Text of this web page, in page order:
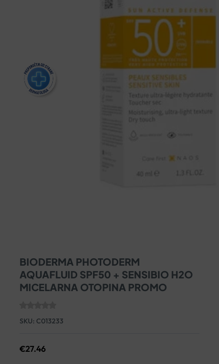
BIODERMA PHOTODERM
AQUAFLUID SPF50 + SENSIBIO H2O
MICELARNA OTOPINA PROMO
SKU: C013233
€27.46